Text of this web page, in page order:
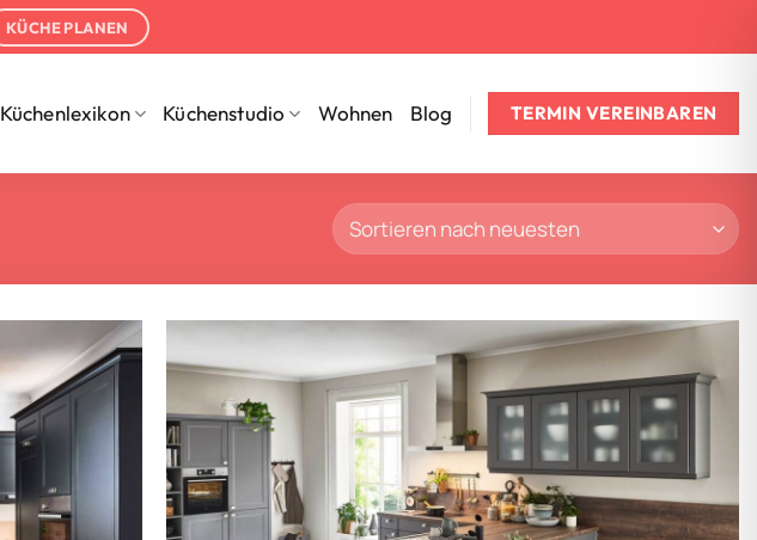
KÜCHE PLANEN
Küchenlexikon Küchenstudio Wohnen Blog TERMIN VEREINBAREN